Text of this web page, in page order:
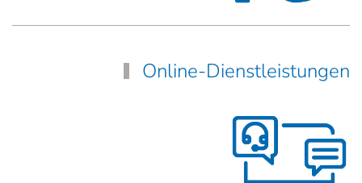
Online-Dienstleistungen